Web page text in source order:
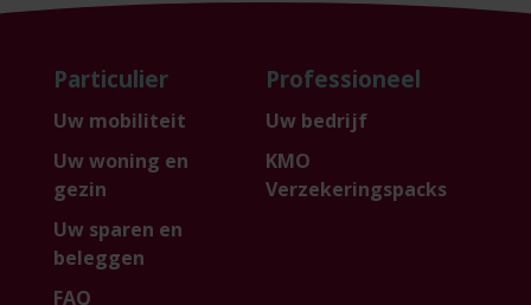
Particulier
Uw mobiliteit
Uw woning en
gezin
Uw sparen en
beleggen
FAQ
Professioneel
Uw bedrijf
KMO
Verzekeringspacks